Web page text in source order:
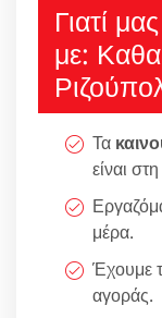
Γιατί
με:
Τα
είναι
μέρα.
Έχουμε
αγοράς.